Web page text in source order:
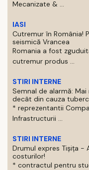
Mecanizate & ...
IASI
Cutremur în România!
seismică Vrancea
Romania a fost
cutremur produs ...
STIRI INTERNE
Semnal de alarmă:
decât din cauza
* reprezentantii
Infrastructurii ...
STIRI INTERNE
Drumul expres Tișița -
costurilor!
* contractul pentru